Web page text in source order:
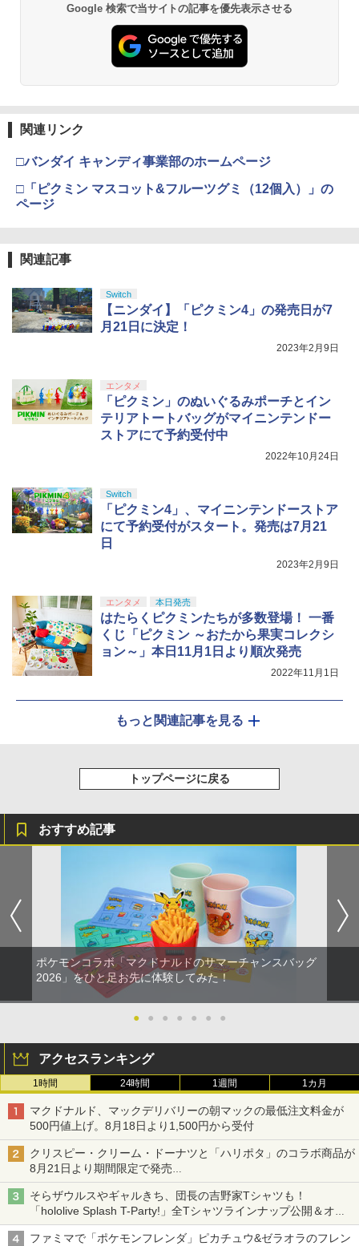
Google 検索で当サイトの記事を優先表示させる
関連リンク
□バンダイ キャンディ事業部のホームページ
□「ピクミン マスコット&フルーツグミ（12個入）」の
ページ
関連記事
Switch
【ニンダイ】「ピクミン4」の発売日が7
月21日に決定！
2023年2月9日
エンタメ
「ピクミン」のぬいぐるみポーチとイン
テリアトートバッグがマイニンテンドー
ストアにて予約受付中
2022年10月24日
Switch
「ピクミン4」、マイニンテンドーストア
にて予約受付がスタート。発売は7月21
日
2023年2月9日
エンタメ 本日発売
はたらくピクミンたちが多数登場！ 一番
くじ「ピクミン ～おたから果実コレクシ
ョン～」本日11月1日より順次発売
2022年11月1日
もっと関連記事を見る
トップページに戻る
おすすめ記事
ポケモンコラボ「マクドナルドのサマーチャンスバッグ
2026」をひと足お先に体験してみた！
● ● ● ● ● ● ●
アクセスランキング
1時間 24時間 1週間 1カ月
マクドナルド、マックデリバリーの朝マックの最低注文料金が
500円値上げ。8月18日より1,500円から受付
クリスピー・クリーム・ドーナツと「ハリポタ」のコラボ商品が
8月21日より期間限定で発売
組分け帽子ドーナツなど見た目も楽しい商品が登場
そらザウルスやギャルきち、団長の吉野家Tシャツも！
「hololive Splash T-Party!」全Tシャツラインナップ公開＆オン
ライン販売開始
ファミマで「ポケモンフレンダ」ピカチュウ&ゼラオラのフレン